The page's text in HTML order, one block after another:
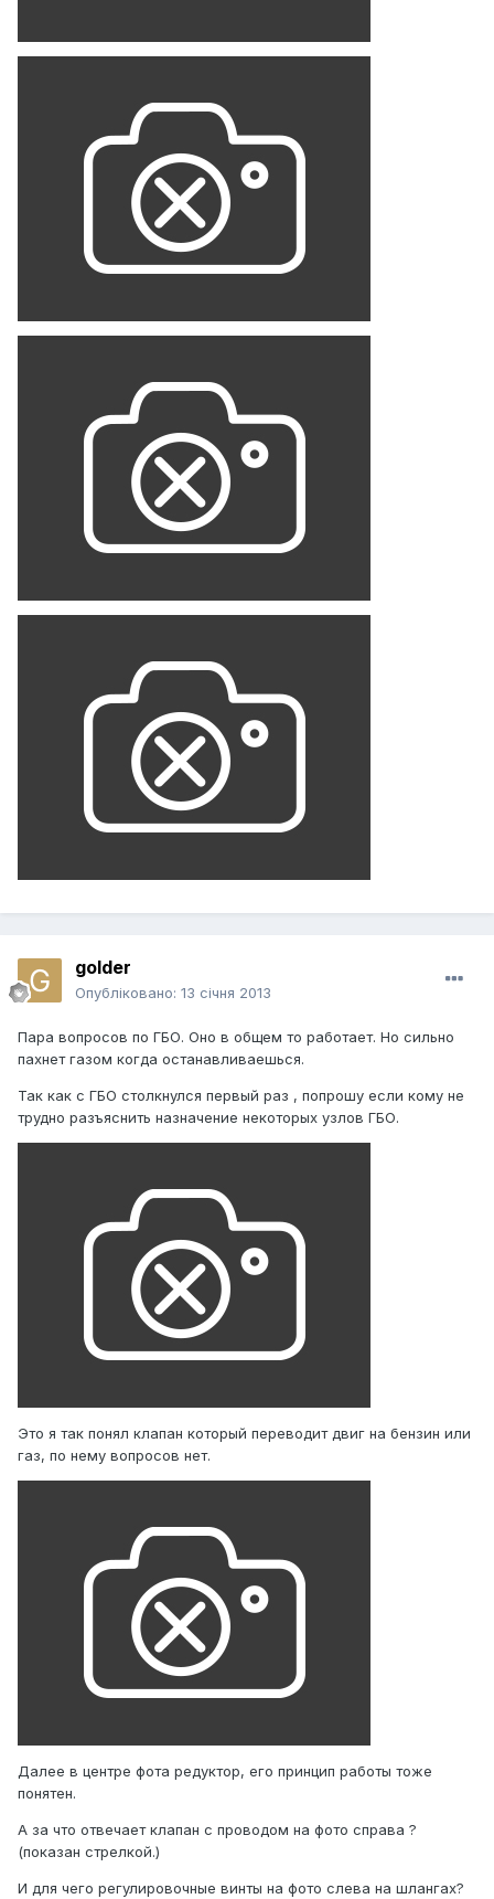
golder
Опубліковано: 13 січня 2013
Пара вопросов по ГБО. Оно в общем то работает. Но сильно
пахнет газом когда останавливаешься.
Так как с ГБО столкнулся первый раз , попрошу если кому не
трудно разъяснить назначение некоторых узлов ГБО.
Это я так понял клапан который переводит двиг на бензин или
газ, по нему вопросов нет.
Далее в центре фота редуктор, его принцип работы тоже
понятен.
А за что отвечает клапан с проводом на фото справа ?
(показан стрелкой.)
И для чего регулировочные винты на фото слева на шлангах?